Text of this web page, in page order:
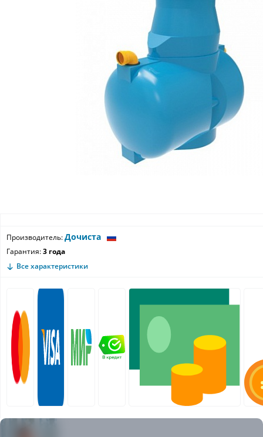
Производитель:Дочиста
Гарантия:3 года
Все характеристики